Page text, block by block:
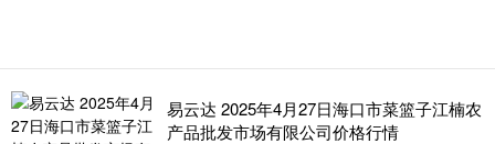
易云达 2025年4月27日海口市菜篮子江楠农
产品批发市场有限公司价格行情